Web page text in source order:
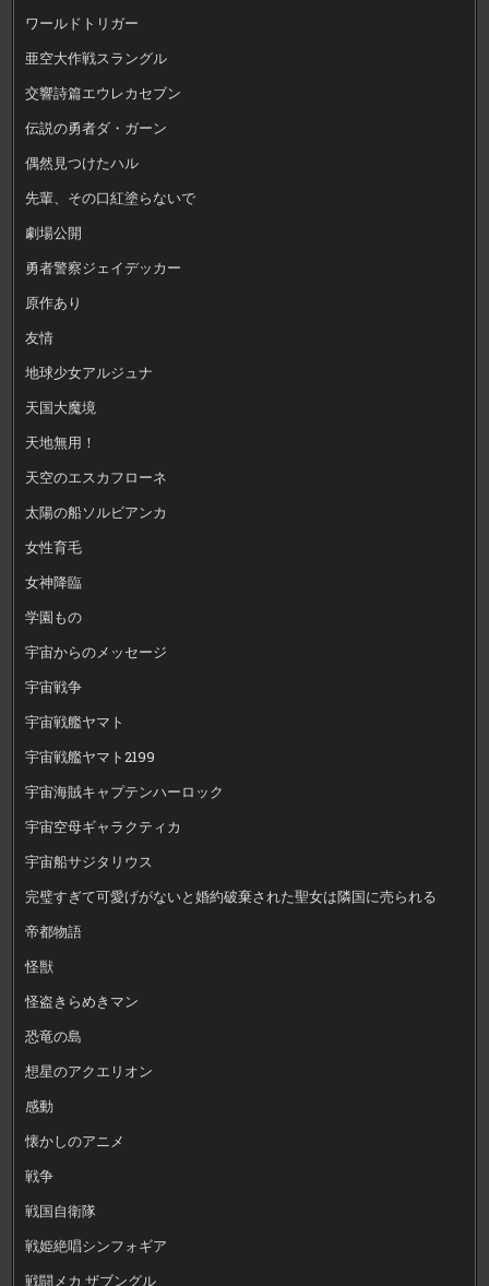
ワールドトリガー
亜空大作戦スラングル
交響詩篇エウレカセブン
伝説の勇者ダ・ガーン
偶然見つけたハル
先輩、その口紅塗らないで
劇場公開
勇者警察ジェイデッカー
原作あり
友情
地球少女アルジュナ
天国大魔境
天地無用！
天空のエスカフローネ
太陽の船ソルビアンカ
女性育毛
女神降臨
学園もの
宇宙からのメッセージ
宇宙戦争
宇宙戦艦ヤマト
宇宙戦艦ヤマト2199
宇宙海賊キャプテンハーロック
宇宙空母ギャラクティカ
宇宙船サジタリウス
完璧すぎて可愛げがないと婚約破棄された聖女は隣国に売られる
帝都物語
怪獣
怪盗きらめきマン
恐竜の島
想星のアクエリオン
感動
懐かしのアニメ
戦争
戦国自衛隊
戦姫絶唱シンフォギア
戦闘メカ ザブングル